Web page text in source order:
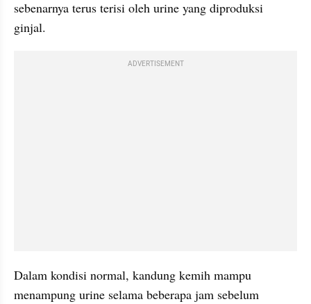
sebenarnya terus terisi oleh urine yang diproduksi
ginjal.
ADVERTISEMENT
Dalam kondisi normal, kandung kemih mampu
menampung urine selama beberapa jam sebelum